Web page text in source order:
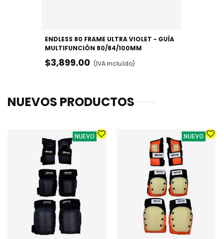
ENDLESS 80 FRAME ULTRA VIOLET - GUÍA
MULTIFUNCIÓN 80/84/100MM
$3,899.00 (IVA incluído)
NUEVOS PRODUCTOS
NUEVO NUEVO